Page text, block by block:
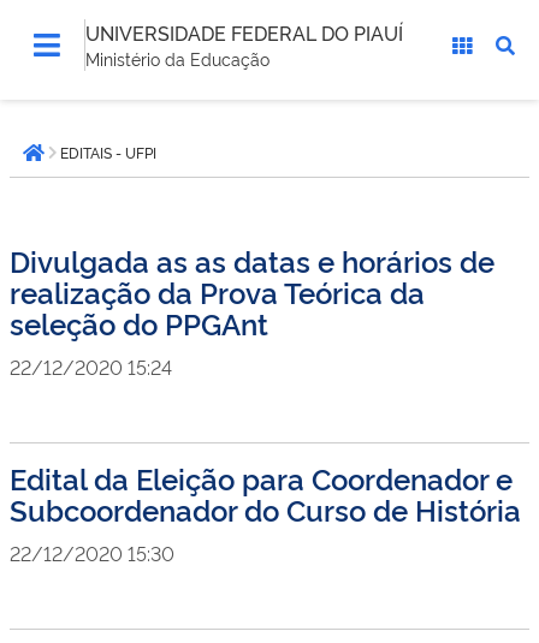
UNIVERSIDADE FEDERAL DO PIAUÍ
Ministério da Educação
está
aqui:Página inicial
EDITAIS - UFPI
Divulgada as as datas e horários de
realização da Prova Teórica da
seleção do PPGAnt
22/12/2020 15:24
Edital da Eleição para Coordenador e
Subcoordenador do Curso de História
22/12/2020 15:30